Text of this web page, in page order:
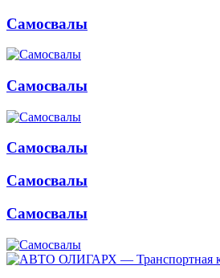
Самосвалы
Самосвалы
Самосвалы
Самосвалы
Самосвалы